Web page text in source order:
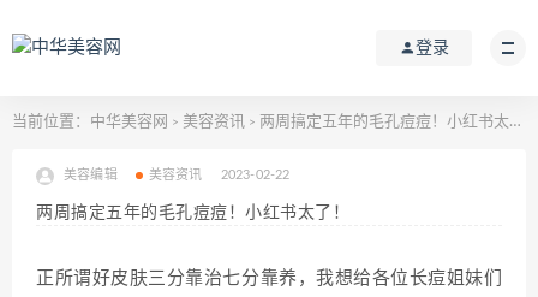
登录
当前位置： 中华美容网 > 美容资讯 > 两周搞定五年的毛孔痘痘！小红书太了！
美容编辑 美容资讯 2023-02-22
两周搞定五年的毛孔痘痘！小红书太了！
正所谓好皮肤三分靠治七分靠养，我想给各位长痘姐妹们